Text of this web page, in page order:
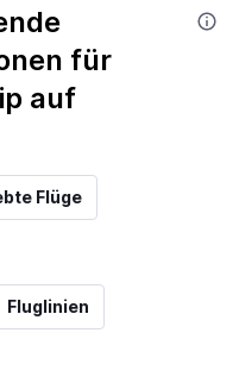
für
auf
Flüge
Fluglinien